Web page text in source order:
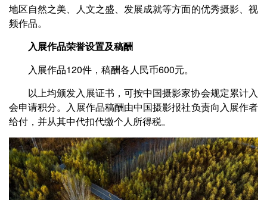
地区自然之美、人文之盛、发展成就等方面的优秀摄影、视
频作品。
入展作品荣誉设置及稿酬
入展作品120件，稿酬各人民币600元。
以上均颁发入展证书，可按中国摄影家协会规定累计入
会申请积分。入展作品稿酬由中国摄影报社负责向入展作者
给付，并从其中代扣代缴个人所得税。